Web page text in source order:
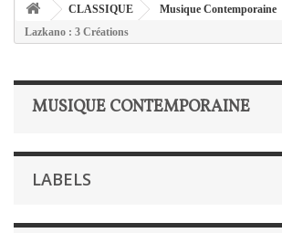
CLASSIQUE Musique Contemporaine
Lazkano : 3 Créations
MUSIQUE CONTEMPORAINE
LABELS